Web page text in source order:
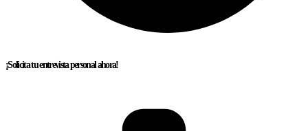
¡Solicita tu entrevista personal ahora!